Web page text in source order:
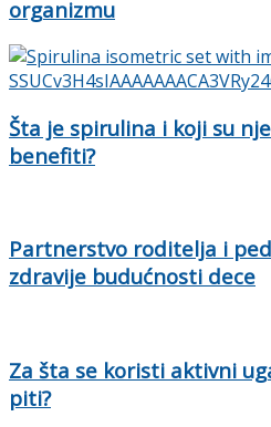
organizmu
Šta je spirulina i koji su
benefiti?
Partnerstvo roditelja i
zdravije budućnosti dece
Za šta se koristi aktivni
piti?